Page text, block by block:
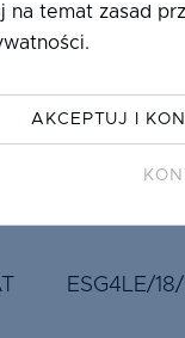
na temat zasad
.
AKCEPTUJ I
ESG4LE/